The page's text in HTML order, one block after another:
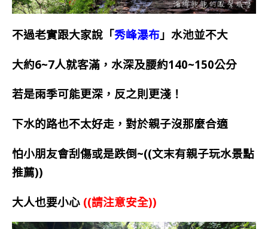
不過老實跟大家說「秀峰瀑布 」水池並不大
大約6~7人就客滿，水深及腰約140~150公分
若是雨季可能更深，反之則更淺！
下水的路也不太好走，對於親子沒那麼合適
怕小朋友會刮傷或是跌倒~((文末有親子玩水景點
推薦))
大人也要小心 ((請注意安全))